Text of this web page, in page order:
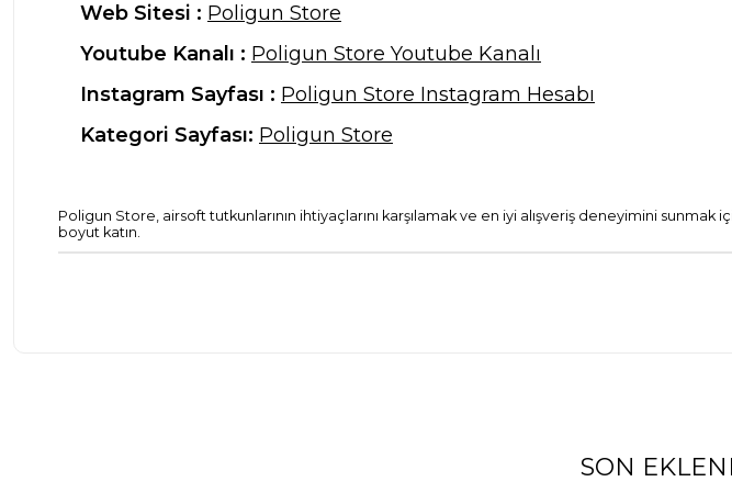
Web Sitesi : Poligun Store
Youtube Kanalı : Poligun Store Youtube Kanalı
Instagram Sayfası : Poligun Store Instagram Hesabı
Kategori Sayfası: Poligun Store
Poligun Store, airsoft tutkunlarının ihtiyaçlarını karşılamak ve en iyi alışveriş deneyimini
boyut katın.
SON